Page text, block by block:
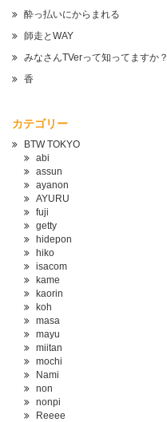
酔っ払いにからまれる
師走とWAY
みなさんTVerって知ってますか？
香
カテゴリー
BTW TOKYO
abi
assun
ayanon
AYURU
fuji
getty
hidepon
hiko
isacom
kame
kaorin
koh
masa
mayu
miitan
mochi
Nami
non
nonpi
Reeee